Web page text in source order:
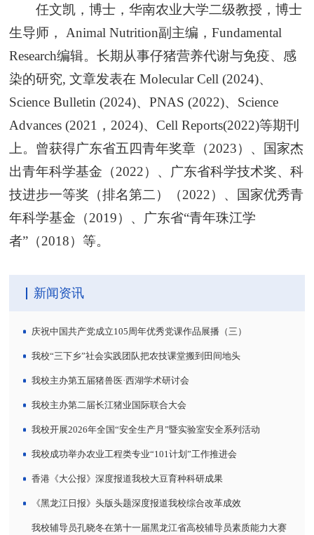
任文凯，博士，华南农业大学二级教授，博士
生导师， Animal Nutrition副主编，Fundamental
Research编辑。长期从事仔猪营养代谢与免疫、感
染的研究, 文章发表在 Molecular Cell (2024)、
Science Bulletin (2024)、PNAS (2022)、Science
Advances (2021，2024)、Cell Reports(2022)等期刊
上。曾获得广东省五四青年奖章（2023）、国家杰
出青年科学基金（2022）、广东省科学技术奖、科
技进步一等奖（排名第二）（2022）、国家优秀青
年科学基金（2019）、广东省“青年珠江学
者”（2018）等。
新闻资讯
庆祝中国共产党成立105周年优秀党课作品展播（三）
我校“三下乡”社会实践团队把农技课堂搬到田间地头
我校主办第五届猪兽医·西湖学术研讨会
我校主办第二届长江猪业国际联合大会
我校开展2026年全国“安全生产月”暨实验室安全系列活动
我校成功举办农业工程类专业“101计划”工作推进会
香港《大公报》深度报道我校大豆育种科研成果
《黑龙江日报》头版头题深度报道我校综合改革成效
我校辅导员孔晓冬在第十一届黑龙江省高校辅导员素质能力大赛